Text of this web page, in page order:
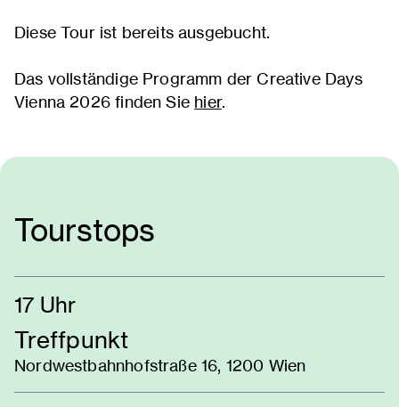
Diese Tour ist bereits ausgebucht.
Das vollständige Programm der Creative Days
Vienna 2026 finden Sie hier.
Tourstops
17 Uhr
Treffpunkt
Nordwestbahnhofstraße 16, 1200 Wien